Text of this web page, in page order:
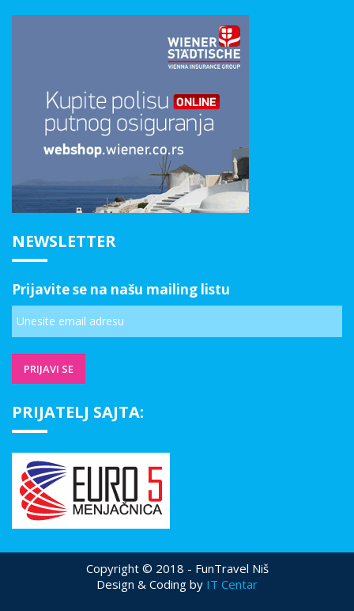
NEWSLETTER
Prijavite se na našu mailing listu
PRIJATELJ SAJTA:
Copyright © 2018 - FunTravel Niš
Design & Coding by IT Centar